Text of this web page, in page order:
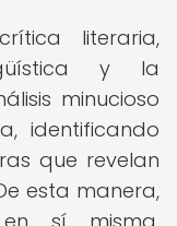
literaria,
y la
minucioso
identificando
que revelan
esta manera,